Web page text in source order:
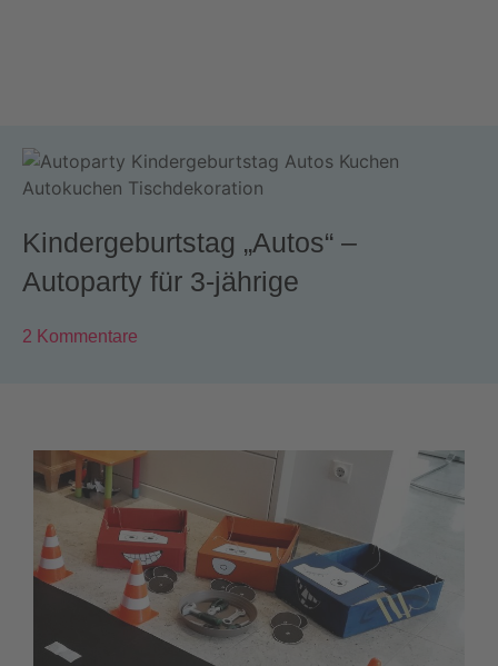
Kindergeburtstag „Autos“ –
Autoparty für 3-jährige
2 Kommentare